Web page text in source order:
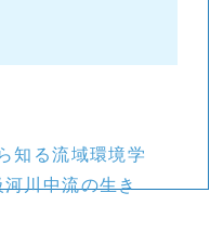
知る流域環境学
川中流の生き